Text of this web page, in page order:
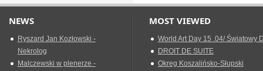
NEWS
Ryszard Jan Kozłowski -
Nekrolog
Malczewski w plenerze -
MOST VIEWED
World Art Day 15 .04/ Światowy
DROIT DE SUITE
Okreg Koszalińsko-Słupski